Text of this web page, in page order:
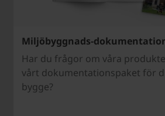
Miljöbyggnads-
Har du frågor om våra
vårt dokumentationspaket för
bygge?